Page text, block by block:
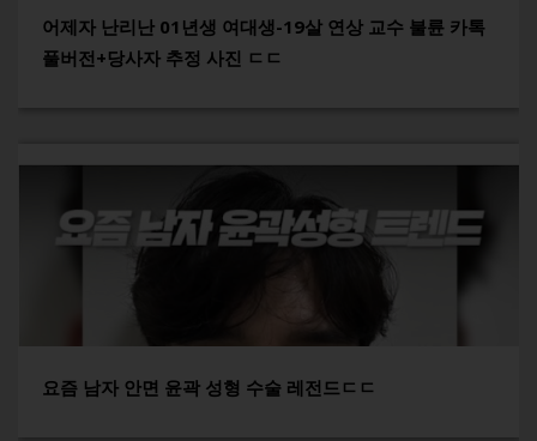
어제자 난리난 01년생 여대생-19살 연상 교수 불륜 카톡
풀버전+당사자 추정 사진 ㄷㄷ
요즘 남자 안면 윤곽 성형 수술 레전드ㄷㄷ